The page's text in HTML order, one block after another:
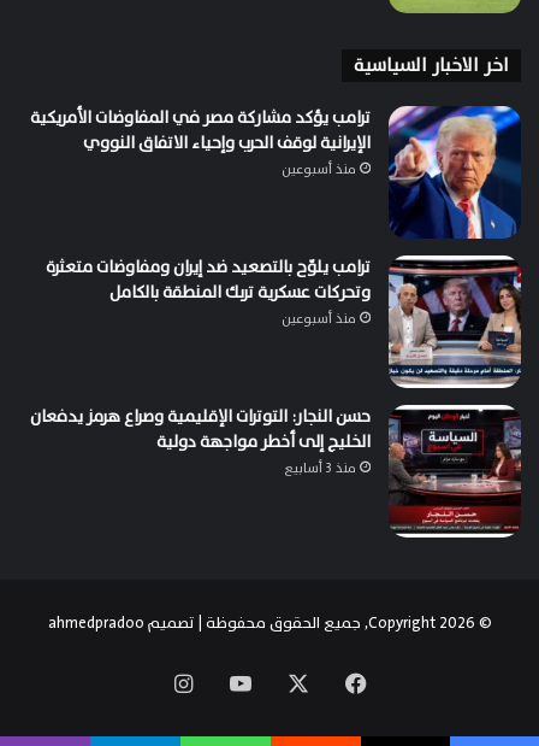
اخر الاخبار السياسية
ترامب يؤكد مشاركة مصر في المفاوضات الأمريكية
الإيرانية لوقف الحرب وإحياء الاتفاق النووي
منذ أسبوعين
ترامب يلوّح بالتصعيد ضد إيران ومفاوضات متعثرة
وتحركات عسكرية تربك المنطقة بالكامل
منذ أسبوعين
حسن النجار: التوترات الإقليمية وصراع هرمز يدفعان
الخليج إلى أخطر مواجهة دولية
منذ 3 أسابيع
© Copyright 2026, جميع الحقوق محفوظة | تصميم ahmedpradoo
فيسبوك ‫YouTube